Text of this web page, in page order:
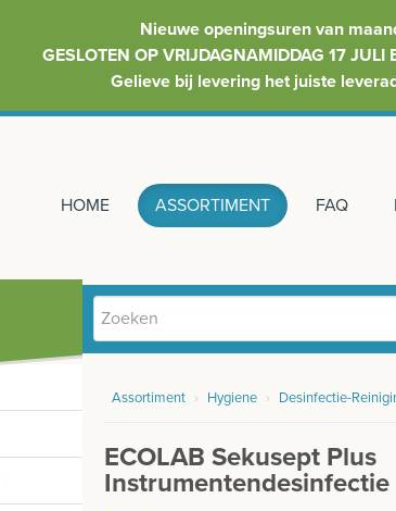
Nieuwe openingsuren van
GESLOTEN OP VRIJDAGNAMIDDAG 17
Gelieve bij levering het juiste
HOME ASSORTIMENT FAQ
Assortiment › Hygiene › Desinfectie-
ECOLAB Sekusept Plus
Instrumentendesinfectie